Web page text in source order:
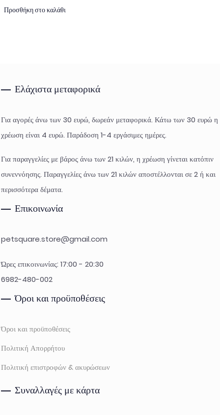
Προσθήκη στο καλάθι
Ελάχιστα μεταφορικά
Για αγορές άνω των 30 ευρώ, δωρεάν μεταφορικά. Κάτω των 30 ευρώ η
χρέωση είναι 4 ευρώ. Παράδοση 1-4 εργάσιμες ημέρες.
Για παραγγελίες με βάρος άνω των 21 κιλών, η χρέωση γίνεται κατόπιν
συνεννόησης. Παραγγελίες άνω των 21 κιλών αποστέλλονται σε 2 ή και
περισσότερα δέματα.
Επικοινωνία
petsquare.store@gmail.com
Ώρες επικοινωνίας: 17:00 - 20:30
6982-480-002
Όροι και προϋποθέσεις
Όροι και προϋποθέσεις
Πολιτική Απορρήτου
Πολιτική επιστροφών & ακυρώσεων
Συναλλαγές με κάρτα